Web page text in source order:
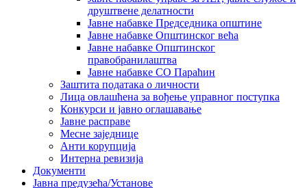
друштвене делатности
Јавне набавке Председника општине
Јавне набавке Општинског већа
Јавне набавке Општинског
правобранилаштва
Јавне набавке СО Параћин
Заштита података о личности
Лица овлашћена за вођење управног поступка
Конкурси и јавно оглашавање
Јавне расправе
Месне заједнице
Анти корупција
Интерна ревизија
Документи
Јавна предузећа/Установе